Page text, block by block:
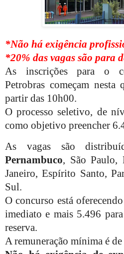
*Não há exigência
*20% das vagas são para
As inscrições para o
Petrobras começam
partir das 10h00.
O processo seletivo, de
como objetivo preencher
As vagas são
Pernambuco, São Paulo,
Janeiro, Espírito Santo,
Sul.
O concurso está
imediato e mais 5.496
reserva.
A remuneração mínima é